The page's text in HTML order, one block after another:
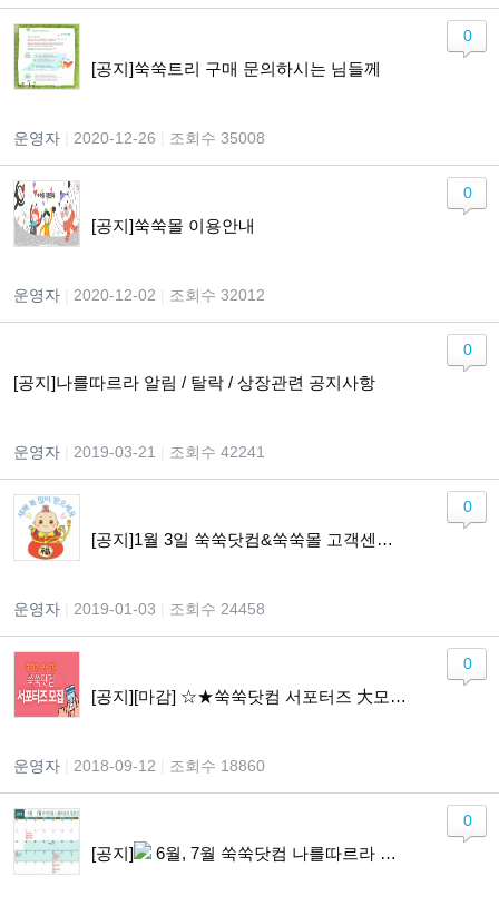
[공지]쑥쑥트리 구매 문의하시는 님들께
운영자 2020-12-26 조회수 35008
0
[공지]쑥쑥몰 이용안내
운영자 2020-12-02 조회수 32012
0
[공지]나를따르라 알림 / 탈락 / 상장관련 공지사항
운영자 2019-03-21 조회수 42241
0
[공지]1월 3일 쑥쑥닷컴&쑥쑥몰 고객센터 운영 안내
운영자 2019-01-03 조회수 24458
0
[공지][마감] ☆★쑥쑥닷컴 서포터즈 大모집☆★ (~9/19)
운영자 2018-09-12 조회수 18860
0
[공지] 6월, 7월 쑥쑥닷컴 나를따르라 일정 안내
0